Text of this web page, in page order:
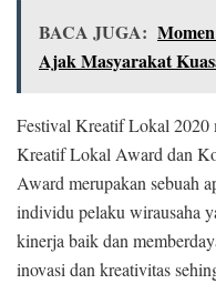
BACA JUGA:
Ajak Masyarakat
Festival Kreatif Lokal 2020
Kreatif Lokal Award dan
Award merupakan sebuah
individu pelaku wirausaha
kinerja baik dan
inovasi dan kreativitas